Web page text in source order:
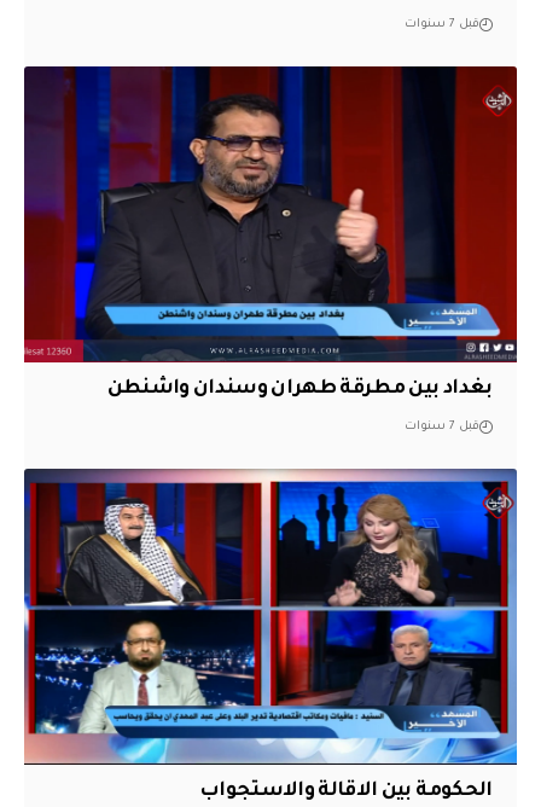
قبل 7 سنوات
بغداد بين مطرقة طهران وسندان واشنطن
قبل 7 سنوات
الحكومة بين الاقالة والاستجواب